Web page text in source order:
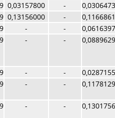
0,03157800 -
0,13156000 -
- -
- -
- -
- -
- -